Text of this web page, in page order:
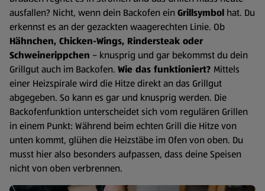
ausfallen? Nicht, wenn dein Backofen ein Grillsymbol hat. Du
erkennst es an der gezackten waagerechten Linie. Ob
Hähnchen, Chicken-Wings, Rindersteak oder
Schweinerippchen – knusprig und gar bekommst du dein
Grillgut auch im Backofen. Wie das funktioniert? Mittels
einer Heizspirale wird die Hitze direkt an das Grillgut
abgegeben. So kann es gar und knusprig werden. Die
Backofenfunktion unterscheidet sich vom regulären Grillen
in einem Punkt: Während beim echten Grill die Hitze von
unten kommt, glühen die Heizstäbe im Ofen von oben. Du
musst hier also besonders aufpassen, dass deine Speisen
nicht von oben verbrennen.